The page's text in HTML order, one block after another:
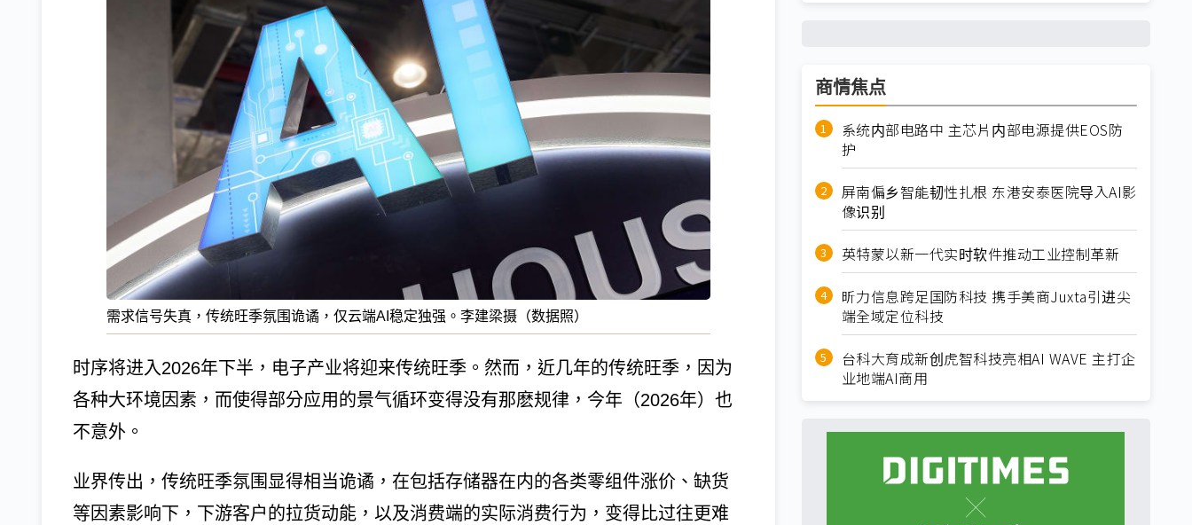
需求信号失真，传统旺季氛围诡谲，仅云端AI稳定独强。李建梁摄（数据照）
时序将进入2026年下半，电子产业将迎来传统旺季。然而，近几年的传统旺季，因为
各种大环境因素，而使得部分应用的景气循环变得没有那麽规律，今年（2026年）也
不意外。
业界传出，传统旺季氛围显得相当诡谲，在包括存储器在内的各类零组件涨价、缺货
等因素影响下，下游客户的拉货动能，以及消费端的实际消费行为，变得比过往更难
商情焦点
系统内部电路中 主芯片内部电源提供EOS防
护
屏南偏乡智能韧性扎根 东港安泰医院导入AI影
像识别
英特蒙以新一代实时软件推动工业控制革新
昕力信息跨足国防科技 携手美商Juxta引进尖
端全域定位科技
台科大育成新创虎智科技亮相AI WAVE 主打企
业地端AI商用